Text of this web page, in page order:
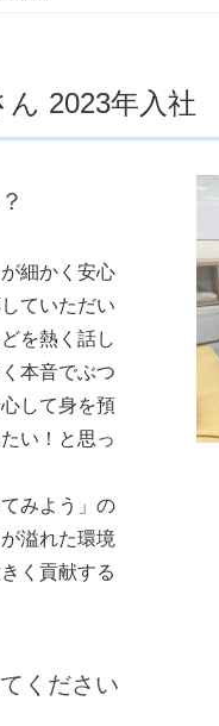
2023年入社
細かく安心
ていただい
を熱く話し
本音でぶつ
して身を預
い！と思っ
みよう」の
溢れた環境
く貢献する
ください